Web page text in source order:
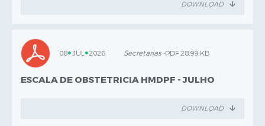
DOWNLOAD
08 JUL 2026 Secretarias -PDF 28,99 KB
ESCALA DE OBSTETRICIA HMDPF - JULHO
DOWNLOAD